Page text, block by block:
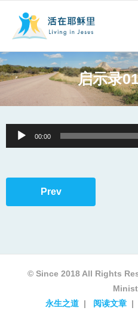
事工概要
阅读文章
启示录
Audio
Player
00:00
Prev
© Since 2018 All Rights
永生之道
阅读文章